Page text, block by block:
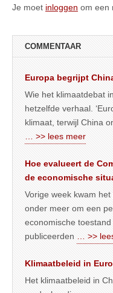
Je moet inloggen om een
COMMENTAAR
Europa begrijpt
Wie het klimaatdebat
hetzelfde verhaal.
klimaat, terwijl China
… >> lees meer
Hoe evalueert de
de economische
Vorige week kwam
onder meer om een
economische
publiceerden
… >>
Klimaatbeleid in
Het klimaatbeleid in